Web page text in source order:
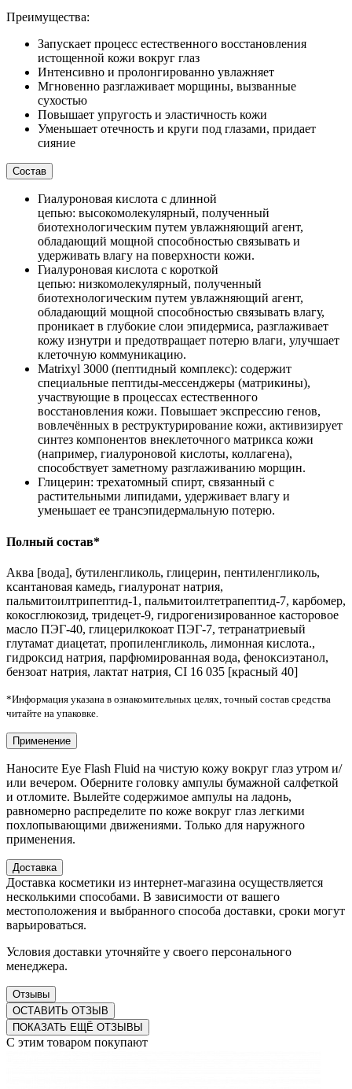
Преимущества:
Запускает процесс естественного восстановления
истощенной кожи вокруг глаз
Интенсивно и пролонгированно увлажняет
Мгновенно разглаживает морщины, вызванные
сухостью
Повышает упругость и эластичность кожи
Уменьшает отечность и круги под глазами, придает
сияние
Состав
Гиалуроновая кислота с длинной
цепью: высокомолекулярный, полученный
биотехнологическим путем увлажняющий агент,
обладающий мощной способностью связывать и
удерживать влагу на поверхности кожи.
Гиалуроновая кислота с короткой
цепью: низкомолекулярный, полученный
биотехнологическим путем увлажняющий агент,
обладающий мощной способностью связывать влагу,
проникает в глубокие слои эпидермиса, разглаживает
кожу изнутри и предотвращает потерю влаги, улучшает
клеточную коммуникацию.
Matrixyl 3000 (пептидный комплекс): содержит
специальные пептиды-мессенджеры (матрикины),
участвующие в процессах естественного
восстановления кожи. Повышает экспрессию генов,
вовлечённых в реструктурирование кожи, активизирует
синтез компонентов внеклеточного матрикса кожи
(например, гиалуроновой кислоты, коллагена),
способствует заметному разглаживанию морщин.
Глицерин: трехатомный спирт, связанный с
растительными липидами, удерживает влагу и
уменьшает ее трансэпидермальную потерю.
Полный состав*
Аква [вода], бутиленгликоль, глицерин, пентиленгликоль,
ксантановая камедь, гиалуронат натрия,
пальмитоилтрипептид-1, пальмитоилтетрапептид-7, карбомер,
кокосглюкозид, тридецет-9, гидрогенизированное касторовое
масло ПЭГ-40, глицерилкокоат ПЭГ-7, тетранатриевый
глутамат диацетат, пропиленгликоль, лимонная кислота.,
гидроксид натрия, парфюмированная вода, феноксиэтанол,
бензоат натрия, лактат натрия, CI 16 035 [красный 40]
*Информация указана в ознакомительных целях, точный состав средства
читайте на упаковке.
Применение
Наносите Eye Flash Fluid на чистую кожу вокруг глаз утром и/
или вечером. Оберните головку ампулы бумажной салфеткой
и отломите. Вылейте содержимое ампулы на ладонь,
равномерно распределите по коже вокруг глаз легкими
похлопывающими движениями. Только для наружного
применения.
Доставка
Доставка косметики из интернет-магазина осуществляется
несколькими способами. В зависимости от вашего
местоположения и выбранного способа доставки, сроки могут
варьироваться.
Условия доставки уточняйте у своего персонального
менеджера.
Отзывы
ОСТАВИТЬ ОТЗЫВ
ПОКАЗАТЬ ЕЩЁ ОТЗЫВЫ
С этим товаром покупают